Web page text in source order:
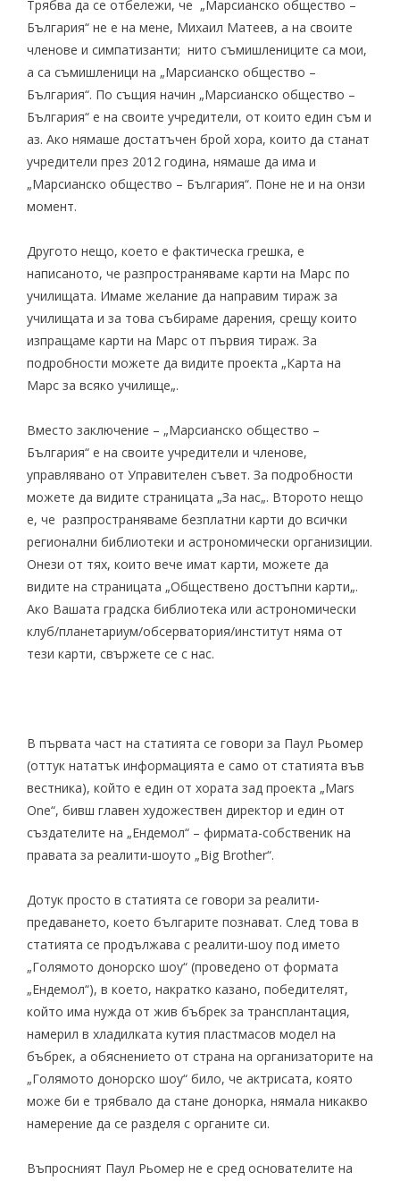
Трябва да се отбележи, че „Марсианско общество –
България“ не е на мене, Михаил Матеев, а на своите
членове и симпатизанти; нито съмишлениците са мои,
а са съмишленици на „Марсианско общество –
България“. По същия начин „Марсианско общество –
България“ е на своите учредители, от които един съм и
аз. Ако нямаше достатъчен брой хора, които да станат
учредители през 2012 година, нямаше да има и
„Марсианско общество – България“. Поне не и на онзи
момент.
Другото нещо, което е фактическа грешка, е
написаното, че разпространяваме карти на Марс по
училищата. Имаме желание да направим тираж за
училищата и за това събираме дарения, срещу които
изпращаме карти на Марс от първия тираж. За
подробности можете да видите проекта „Карта на
Марс за всяко училище„.
Вместо заключение – „Марсианско общество –
България“ е на своите учредители и членове,
управлявано от Управителен съвет. За подробности
можете да видите страницата „За нас„. Второто нещо
е, че разпространяваме безплатни карти до всички
регионални библиотеки и астрономически организиции.
Онези от тях, които вече имат карти, можете да
видите на страницата „Обществено достъпни карти„.
Ако Вашата градска библиотека или астрономически
клуб/планетариум/обсерватория/институт няма от
тези карти, свържете се с нас.
В първата част на статията се говори за Паул Рьомер
(оттук нататък информацията е само от статията във
вестника), който е един от хората зад проекта „Mars
One“, бивш главен художествен директор и един от
създателите на „Ендемол“ – фирмата-собственик на
правата за реалити-шоуто „Big Brother“.
Дотук просто в статията се говори за реалити-
предаването, което българите познават. След това в
статията се продължава с реалити-шоу под името
„Голямото донорско шоу“ (проведено от формата
„Ендемол“), в което, накратко казано, победителят,
който има нужда от жив бъбрек за трансплантация,
намерил в хладилката кутия пластмасов модел на
бъбрек, а обяснението от страна на организаторите на
„Голямото донорско шоу“ било, че актрисата, която
може би е трябвало да стане донорка, нямала никакво
намерение да се разделя с органите си.
Въпросният Паул Рьомер не е сред основателите на